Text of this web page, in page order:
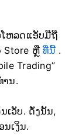
ໂຫລດແອັບມືຖື
Store ຫຼືທີ່ນີ້ .
Trading”
ານ.
ວັບ. ດັ່ງນັ້ນ,
ເງິນ.